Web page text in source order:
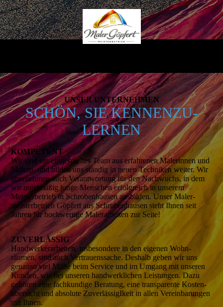
UNSER UNTERNEHMEN
SCHÖN, SIE KENNEN­­ZU­
LERNEN
KOMPETENT
Wir sind ein einge­spieltes Team aus erfah­renen Male­rinnen und
Malern, und bilden uns ständig in neuen Tech­niken weiter. Wir
über­nehmen auch Verant­wortung für den Nach­wuchs, in dem
wir regel­mäßig junge Menschen erfolg­reich in unserem
Meister­betrieb in Schroben­­hausenausbilden. Unser Maler­
meister­betrieb Göpfert ausSchroben­­hausen steht Ihnen seit
Jahren für hoch­wertige Maler­arbeiten zur Seite!
ZUVERLÄSSIG
Handwerker­arbeiten, insbeson­dere in den eigenen Wohn­
räumen, sind auch Vertrauens­sache. Deshalb geben wir uns
genauso viel Mühe beim Service und im Umgang mit unseren
Kunden, wie bei unseren hand­werk­lichen Leistun­gen. Dazu
gehören eine fach­kundige Bera­tung, eine trans­parente Kosten­
übersicht und absolute Zuver­lässigIkeit in allen Verein­barungen
mit Ihnen.